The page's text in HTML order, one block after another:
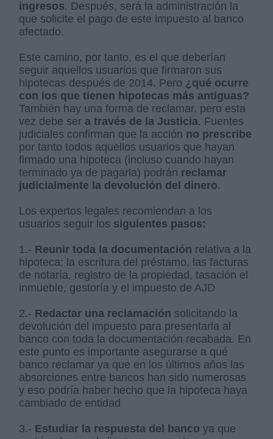
ingresos. Después, será la administración la
que solicite el pago de este impuesto al banco
afectado.
Este camino, por tanto, es el que deberían
seguir aquellos usuarios que firmaron sus
hipotecas después de 2014. Pero ¿qué ocurre
con los que tienen hipotecas más antiguas?
También hay una forma de reclamar, pero esta
vez debe ser a través de la Justicia. Fuentes
judiciales confirman que la acción no prescribe
por tanto todos aquellos usuarios que hayan
firmado una hipoteca (incluso cuando hayan
terminado ya de pagarla) podrán reclamar
judicialmente la devolución del dinero.
Los expertos legales recomiendan a los
usuarios seguir los siguientes pasos:
1.- Reunir toda la documentación relativa a la
hipoteca: la escritura del préstamo, las facturas
de notaría, registro de la propiedad, tasación el
inmueble, gestoría y el impuesto de AJD
2.- Redactar una reclamación solicitando la
devolución del impuesto para presentarla al
banco con toda la documentación recabada. En
este punto es importante asegurarse a qué
banco reclamar ya que en los últimos años las
absorciones entre bancos han sido numerosas
y eso podría haber hecho que la hipoteca haya
cambiado de entidad
3.- Estudiar la respuesta del banco ya que